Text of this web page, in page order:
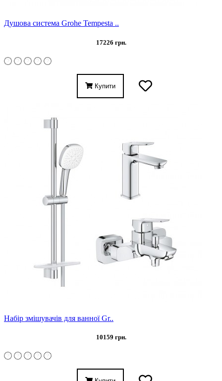
Душова система Grohe Tempesta ..
17226 грн.
Купити
Набір змішувачів для ванної Gr..
10159 грн.